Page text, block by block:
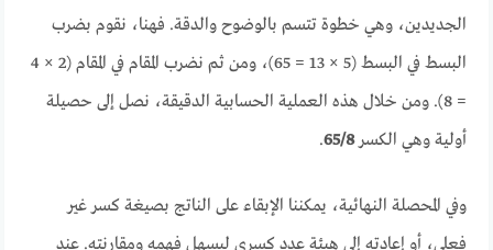
الجديدين، وهي خطوة تتسم بالوضوح والدقة. فهنا، نقوم بضرب
البسط في البسط (5 × 13 = 65)، ومن ثم نضرب المقام في المقام (2 × 4
= 8). ومن خلال هذه العملية الحسابية الدقيقة، نصل إلى حصيلة
أولية وهي الكسر65/8
.
وفي المحصلة النهائية، يمكننا الإبقاء على الناتج بصيغة كسر غير
فعلي، أو إعادته إلى هيئة عدد كسري ليسهل فهمه ومقارنته. عند